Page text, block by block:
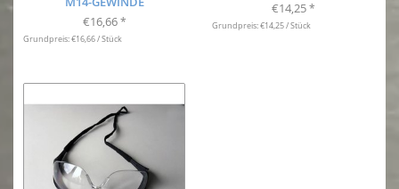
€16,66 *
Grundpreis: €16,66 / Stück
€14,25 *
Grundpreis: €14,25 / Stück